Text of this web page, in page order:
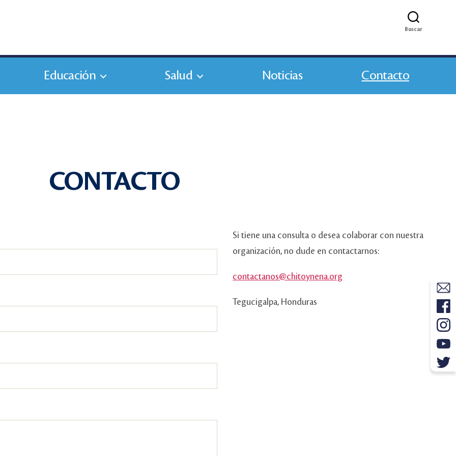
Buscar
Educación Salud Noticias Contacto
CONTACTO
Si tiene una consulta o desea colaborar con nuestra
organización, no dude en contactarnos:
contactanos@chitoynena.org
Tegucigalpa, Honduras